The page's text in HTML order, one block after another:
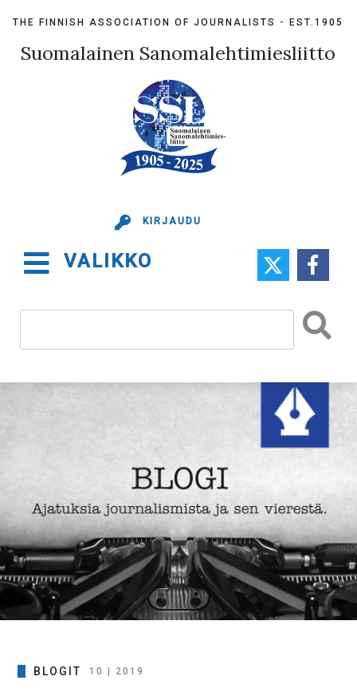
content
THE FINNISH ASSOCIATION OF JOURNALISTS - EST.1905
Suomalainen Sanomalehtimiesliitto
KIRJAUDU
VALIKKO
BLOGIT 10 | 2019